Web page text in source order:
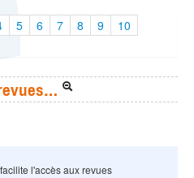
5 6 7 8 9
10
l'accès aux revues